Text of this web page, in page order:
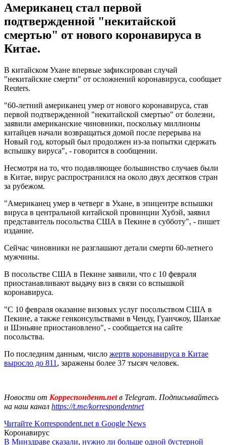
Американец стал первой
подтвержденной "некитайской
смертью" от нового коронавируса в
Китае.
В китайском Ухане впервые зафиксирован случай
"некитайские смерти" от осложнений коронавируса, сообщает
Reuters.
"60-летний американец умер от нового коронавируса, став
первой подтвержденной "некитайской смертью" от болезни,
заявили американские чиновники, поскольку миллионы
китайцев начали возвращаться домой после перерыва на
Новый год, который был продолжен из-за попытки сдержать
вспышку вируса", - говорится в сообщении.
Несмотря на то, что подавляющее большинство случаев были
в Китае, вирус распространился на около двух десятков стран
за рубежом.
"Американец умер в четверг в Ухане, в эпицентре вспышки
вируса в центральной китайской провинции Хубэй, заявил
представитель посольства США в Пекине в субботу", - пишет
издание.
Сейчас чиновники не разглашают детали смерти 60-летнего
мужчины.
В посольстве США в Пекине заявили, что с 10 февраля
приостанавливают выдачу виз в связи со вспышкой
коронавируса.
"С 10 февраля оказание визовых услуг посольством США в
Пекине, а также генконсульствами в Ченду, Гуанчжоу, Шанхае
и Шэньяне приостановлено", - сообщается на сайте
посольства.
По последним данным, число жертв коронавируса в Китае
выросло до 811 , заражены более 37 тысяч человек.
Новости от Корреспондент.netв Telegram. Подписывайтесь
на наш канал https://t.me/korrespondentnet
Читайте Korrespondent.net в Google News
Коронавирус
В Минздраве сказали, нужно ли больше одной бустерной